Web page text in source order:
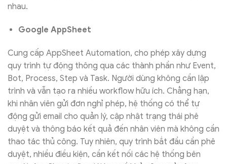
nhau.
Google AppSheet
Cung cấp AppSheet Automation, cho phép xây dựng
quy trình tự động thông qua các thành phần như Event,
Bot, Process, Step và Task. Người dùng không cần lập
trình và vẫn tạo ra nhiều workflow hữu ích. Chẳng hạn,
khi nhân viên gửi đơn nghỉ phép, hệ thống có thể tự
động gửi email cho quản lý, cập nhật trạng thái phê
duyệt và thông báo kết quả đến nhân viên mà không cần
thao tác thủ công. Tuy nhiên, quy trình bắt đầu cần phê
duyệt, nhiều điều kiện, cần kết nối các hệ thống bên